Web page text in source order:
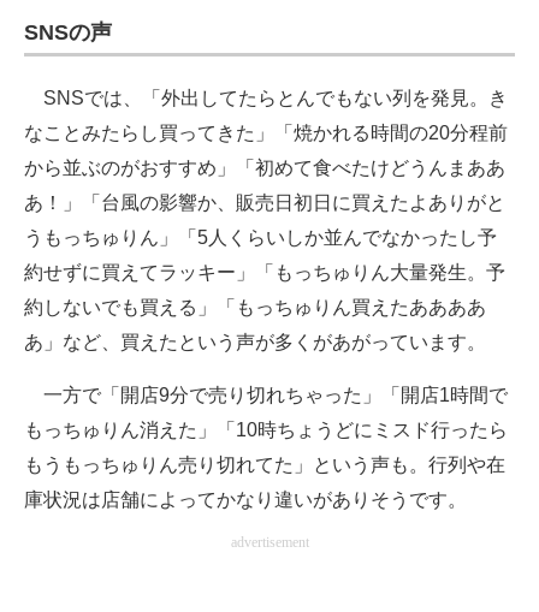
SNSの声
SNSでは、「外出してたらとんでもない列を発見。き
なことみたらし買ってきた」「焼かれる時間の20分程前
から並ぶのがおすすめ」「初めて食べたけどうんまああ
あ！」「台風の影響か、販売日初日に買えたよありがと
うもっちゅりん」「5人くらいしか並んでなかったし予
約せずに買えてラッキー」「もっちゅりん大量発生。予
約しないでも買える」「もっちゅりん買えたああああ
あ」など、買えたという声が多くがあがっています。
一方で「開店9分で売り切れちゃった」「開店1時間で
もっちゅりん消えた」「10時ちょうどにミスド行ったら
もうもっちゅりん売り切れてた」という声も。行列や在
庫状況は店舗によってかなり違いがありそうです。
advertisement